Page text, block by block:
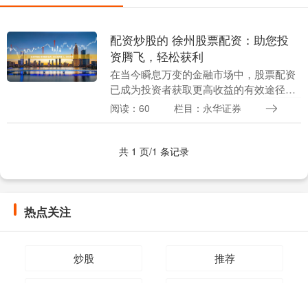
配资炒股的 徐州股票配资：助您投
资腾飞，轻松获利
在当今瞬息万变的金融市场中，股票配资
已成为投资者获取更高收益的有效途径。
徐州股票配资，为您提供专业的配资服
阅读：60 栏目：永华证券
共 1 页/1 条记录
热点关注
炒股 推荐